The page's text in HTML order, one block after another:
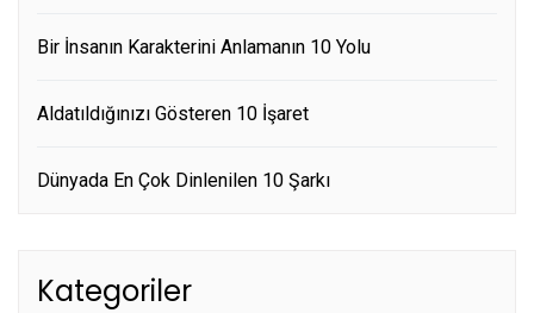
Bir İnsanın Karakterini Anlamanın 10 Yolu
Aldatıldığınızı Gösteren 10 İşaret
Dünyada En Çok Dinlenilen 10 Şarkı
Kategoriler